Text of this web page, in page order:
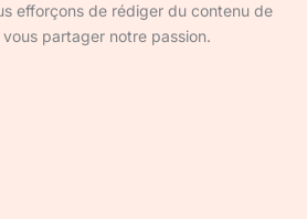
efforçons de rédiger du contenu de
partager notre passion.